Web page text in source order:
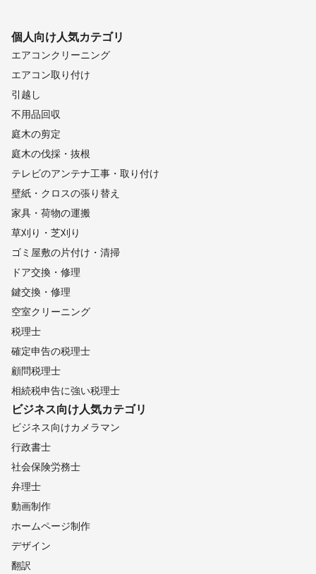
個人向け人気カテゴリ
エアコンクリーニング
エアコン取り付け
引越し
不用品回収
庭木の剪定
庭木の伐採・抜根
テレビのアンテナ工事・取り付け
壁紙・クロスの張り替え
家具・荷物の運搬
草刈り・芝刈り
ゴミ屋敷の片付け・清掃
ドア交換・修理
鍵交換・修理
空室クリーニング
税理士
確定申告の税理士
顧問税理士
相続税申告に強い税理士
ビジネス向け人気カテゴリ
ビジネス向けカメラマン
行政書士
社会保険労務士
弁理士
動画制作
ホームページ制作
デザイン
翻訳